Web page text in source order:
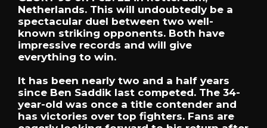
Netherlands. This will undoubtedly be a
spectacular duel between two well-
known striking opponents. Both have
impressive records and will give
everything to win.
It has been nearly two and a half years
since Ben Saddik last competed. The 34-
year-old was once a title contender and
has victories over top fighters. Fans are